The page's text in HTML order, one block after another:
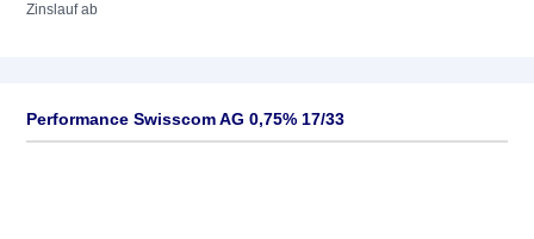
Zinslauf ab
Performance Swisscom AG 0,75% 17/33